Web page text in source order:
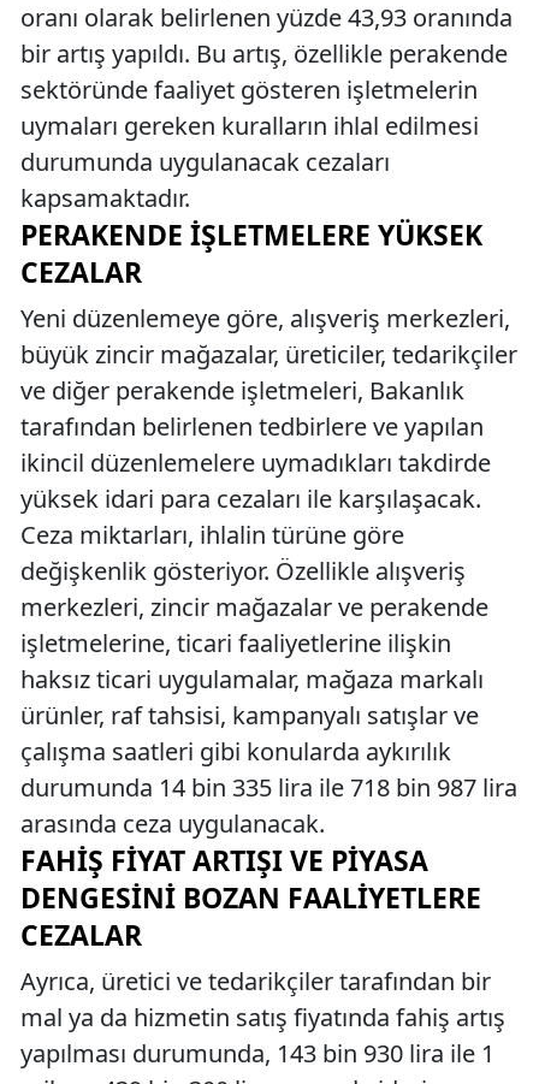
oranı olarak belirlenen yüzde 43,93 oranında
bir artış yapıldı. Bu artış, özellikle perakende
sektöründe faaliyet gösteren işletmelerin
uymaları gereken kuralların ihlal edilmesi
durumunda uygulanacak cezaları
kapsamaktadır.
PERAKENDE İŞLETMELERE YÜKSEK
CEZALAR
Yeni düzenlemeye göre, alışveriş merkezleri,
büyük zincir mağazalar, üreticiler, tedarikçiler
ve diğer perakende işletmeleri, Bakanlık
tarafından belirlenen tedbirlere ve yapılan
ikincil düzenlemelere uymadıkları takdirde
yüksek idari para cezaları ile karşılaşacak.
Ceza miktarları, ihlalin türüne göre
değişkenlik gösteriyor. Özellikle alışveriş
merkezleri, zincir mağazalar ve perakende
işletmelerine, ticari faaliyetlerine ilişkin
haksız ticari uygulamalar, mağaza markalı
ürünler, raf tahsisi, kampanyalı satışlar ve
çalışma saatleri gibi konularda aykırılık
durumunda 14 bin 335 lira ile 718 bin 987 lira
arasında ceza uygulanacak.
FAHIŞ FIYAT ARTIŞI VE PIYASA
DENGESINI BOZAN FAALIYETLERE
CEZALAR
Ayrıca, üretici ve tedarikçiler tarafından bir
mal ya da hizmetin satış fiyatında fahiş artış
yapılması durumunda, 143 bin 930 lira ile 1